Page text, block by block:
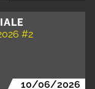
#2
10/06/2026